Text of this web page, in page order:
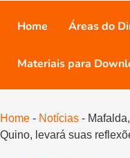
Home Áreas do
Materiais para
Home - Notícias -
Quino, levará suas